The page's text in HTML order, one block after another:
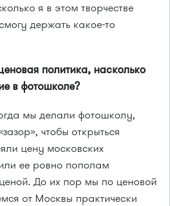
я в этом творчестве
держать какое-то
политика, насколько
в фотошколе?
мы делали фотошколу,
чтобы открыться
цену московских
ее ровно пополам
До их пор мы по ценовой
от Москвы практически